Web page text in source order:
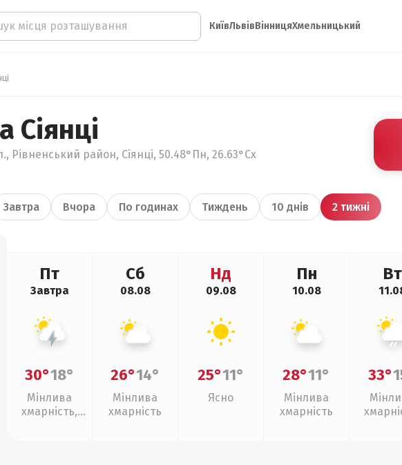
КиївЛьвівВінницяХмельницький
Сіянці
Рівненський район, Сіянці, 50.48°Пн, 26.63°Сх
Завтра Вчора По годинах Тиждень 10 днів 2 тижні
Пт
Завтра
30°18°
Мінлива
хмарність,
Сб
08.08
26°14°
Мінлива
хмарність
Нд
09.08
25°11°
Ясно
Пн
10.08
28°11°
Мінлива
хмарність
Вт
33°